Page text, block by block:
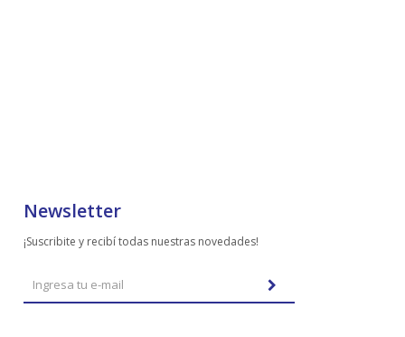
Newsletter
¡Suscribite y recibí todas nuestras novedades!